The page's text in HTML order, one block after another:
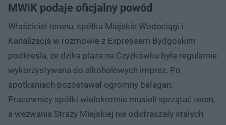
MWiK podaje oficjalny powód
Właściciel terenu, spółka Miejskie Wodociągi i
Kanalizacja w rozmowie z Expressem Bydgoskim
podkreśla, że dzika plaża na Czyżkówku była regularnie
wykorzystywana do alkoholowych imprez. Po
spotkaniach pozostawał ogromny bałagan.
Pracownicy spółki wielokrotnie musieli sprzątać teren,
a wezwania Straży Miejskiej nie odstraszały stałych